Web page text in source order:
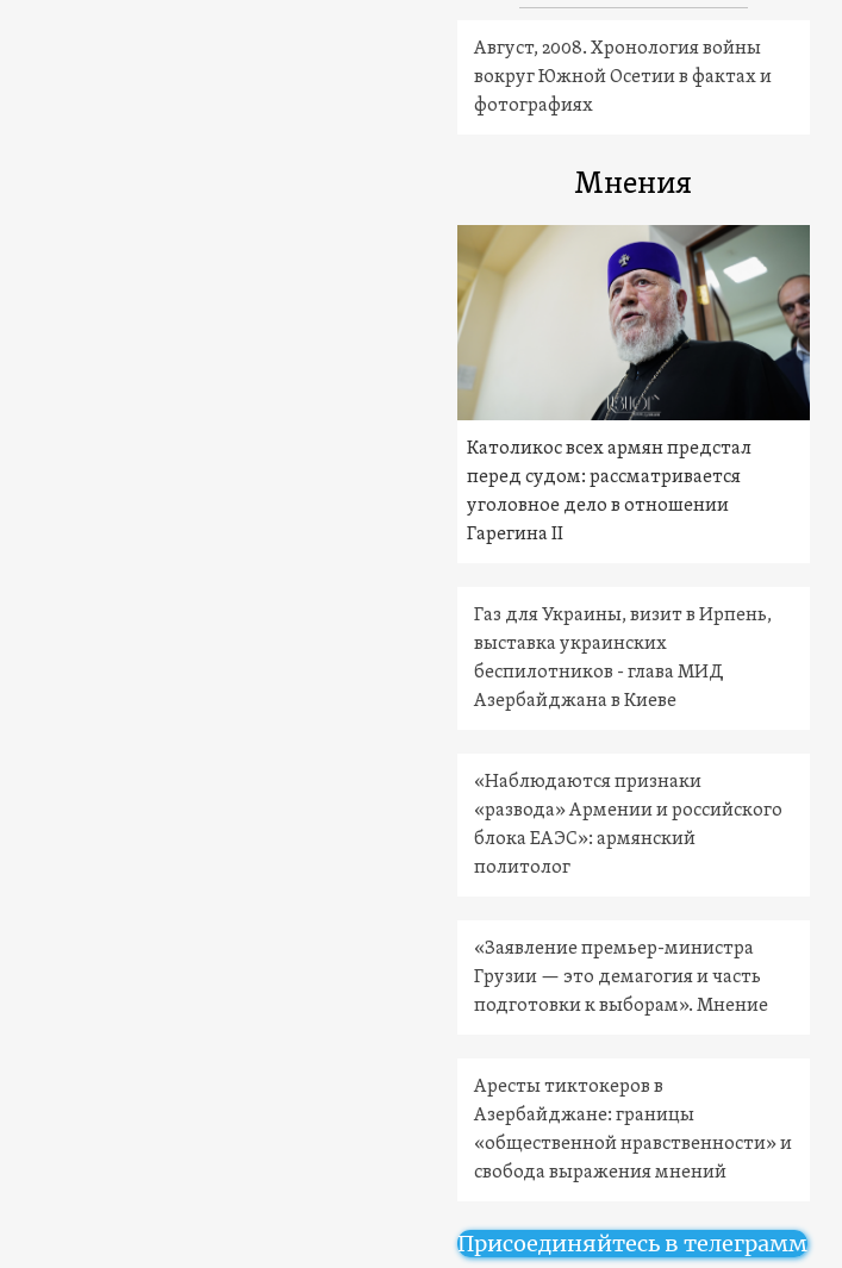
Август, 2008. Хронология войны
вокруг Южной Осетии в фактах и
фотографиях
Мнения
Католикос всех армян предстал
перед судом: рассматривается
уголовное дело в отношении
Гарегина II
Газ для Украины, визит в Ирпень,
выставка украинских
беспилотников - глава МИД
Азербайджана в Киеве
«Наблюдаются признаки
«развода» Армении и российского
блока ЕАЭС»: армянский
политолог
«Заявление премьер-министра
Грузии — это демагогия и часть
подготовки к выборам». Мнение
Аресты тиктокеров в
Азербайджане: границы
«общественной нравственности» и
свобода выражения мнений
Присоединяйтесь в телеграмм